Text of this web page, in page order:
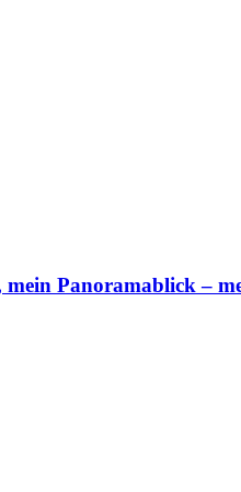
Panoramablick –